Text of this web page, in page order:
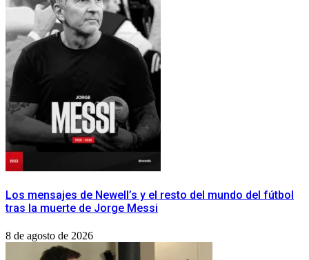
Los mensajes de Newell’s y el resto del mundo del fútbol
tras la muerte de Jorge Messi
8 de agosto de 2026